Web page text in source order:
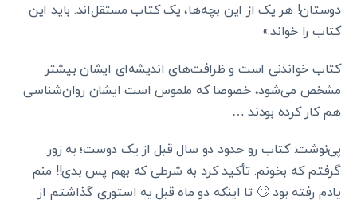
دوستان! هر یک از این بچه‌ها، یک کتاب مستقل‌اند. باید این
کتاب را خواند.»
کتاب خواندنی است و ظرافت‌های اندیشه‌ای ایشان بیشتر
مشخص می‌شود، خصوصا که ملموس است ایشان روان‌شناسی
هم کار کرده بودند …
پی‌نوشت: کتاب رو حدود دو سال قبل از یک دوست؛ به زور
گرفتم که بخونم. تأکید کرد به شرطی که بهم پس بدی!! منم
یادم رفته بود 🙄 تا اینکه دو ماه قبل یه استوری گذاشتم از